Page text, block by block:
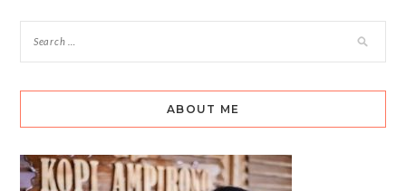
ABOUT ME